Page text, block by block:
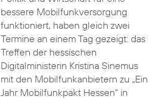
bessere Mobilfunkversorgung
funktioniert, haben gleich zwei
Termine an einem Tag gezeigt: das
Treffen der hessischen
Digitalministerin Kristina Sinemus
mit den Mobilfunkanbietern zu „Ein
Jahr Mobilfunkpakt Hessen“ in